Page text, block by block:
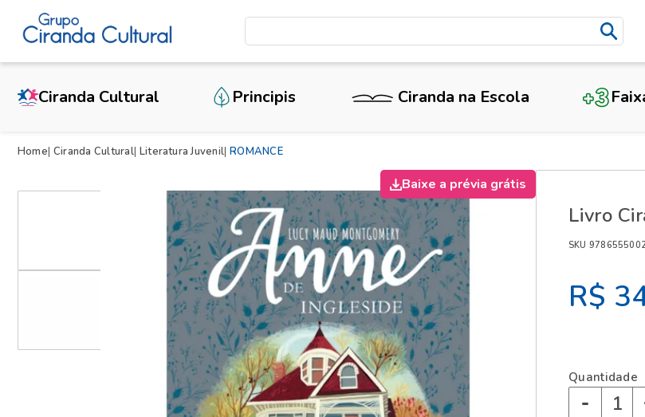
Ciranda Cultural Principis Ciranda na Escola
Home Ciranda Cultural Literatura Juvenil ROMANCE
Baixe a prévia grátis
Livro
SKU
R$
Quantidade
-